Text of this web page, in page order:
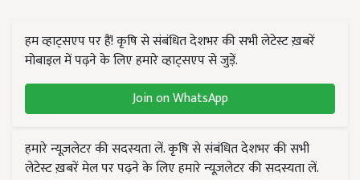
हम व्हाट्सएप पर हैं! कृषि से संबंधित देशभर की सभी लेटेस्ट ख़बरें
मोबाइल में पढ़ने के लिए हमारे व्हाट्सएप से जुड़ें.
Join on WhatsApp
हमारे न्यूज़लेटर की सदस्यता लें. कृषि से संबंधित देशभर की सभी
लेटेस्ट ख़बरें मेल पर पढ़ने के लिए हमारे न्यूज़लेटर की सदस्यता लें.